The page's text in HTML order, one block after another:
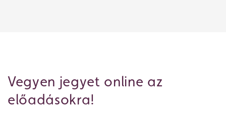
Vegyen jegyet online az
előadásokra!